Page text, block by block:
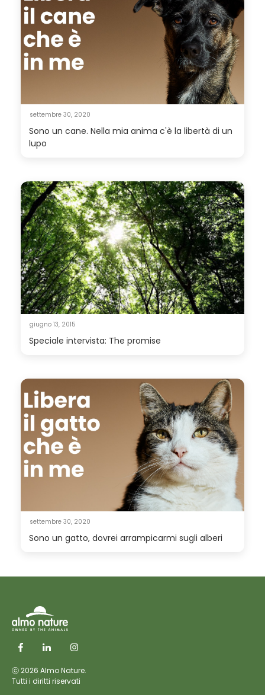
settembre 30, 2020
Sono un cane. Nella mia anima c'è la libertà di un
lupo
giugno 13, 2015
Speciale intervista: The promise
settembre 30, 2020
Sono un gatto, dovrei arrampicarmi sugli alberi
ⓒ 2026 Almo Nature.
Tutti i diritti riservati